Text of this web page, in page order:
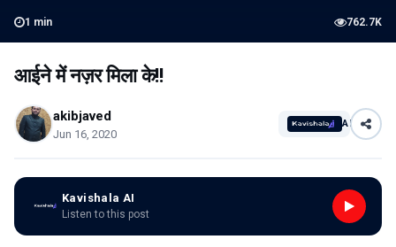
1 min 762.7K
आईने में नज़र मिला के!!
akibjaved
Jun 16, 2020
AI
Kavishala AI
Listen to this post